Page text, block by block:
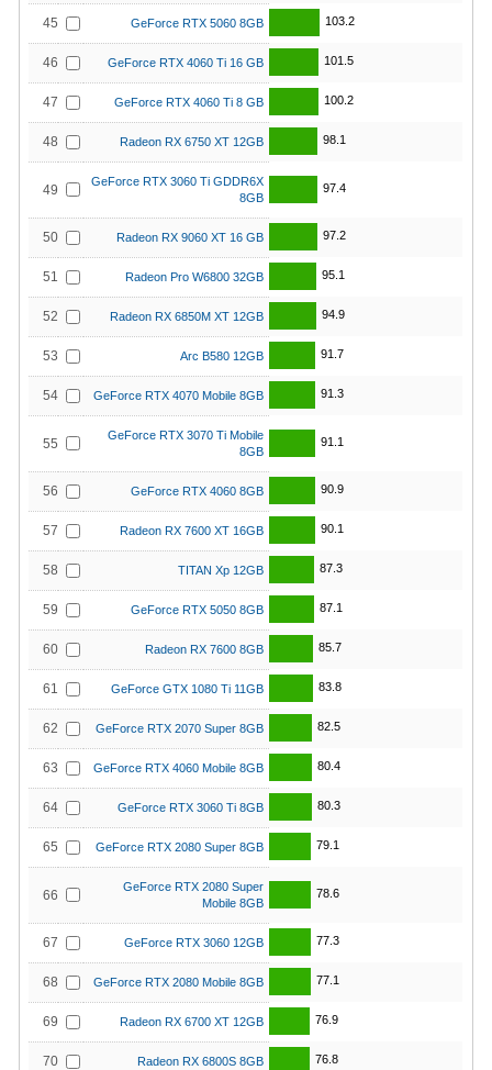
45 GeForce RTX 5060 8GB 103.2
46 GeForce RTX 4060 Ti 16 GB 101.5
47 GeForce RTX 4060 Ti 8 GB 100.2
48 Radeon RX 6750 XT 12GB 98.1
49
GeForce RTX 3060 Ti GDDR6X
8GB
97.4
50 Radeon RX 9060 XT 16 GB 97.2
51 Radeon Pro W6800 32GB 95.1
52 Radeon RX 6850M XT 12GB 94.9
53 Arc B580 12GB 91.7
54 GeForce RTX 4070 Mobile 8GB 91.3
55
GeForce RTX 3070 Ti Mobile
8GB
91.1
56 GeForce RTX 4060 8GB 90.9
57 Radeon RX 7600 XT 16GB 90.1
58 TITAN Xp 12GB 87.3
59 GeForce RTX 5050 8GB 87.1
60 Radeon RX 7600 8GB 85.7
61 GeForce GTX 1080 Ti 11GB 83.8
62 GeForce RTX 2070 Super 8GB 82.5
63 GeForce RTX 4060 Mobile 8GB 80.4
64 GeForce RTX 3060 Ti 8GB 80.3
65 GeForce RTX 2080 Super 8GB 79.1
66
GeForce RTX 2080 Super
Mobile 8GB
78.6
67 GeForce RTX 3060 12GB 77.3
68 GeForce RTX 2080 Mobile 8GB 77.1
69 Radeon RX 6700 XT 12GB 76.9
70 Radeon RX 6800S 8GB 76.8